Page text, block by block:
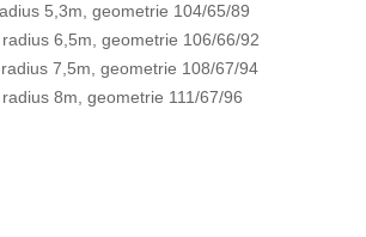
5,3m, geometrie 104/65/89
6,5m, geometrie 106/66/92
7,5m, geometrie 108/67/94
8m, geometrie 111/67/96